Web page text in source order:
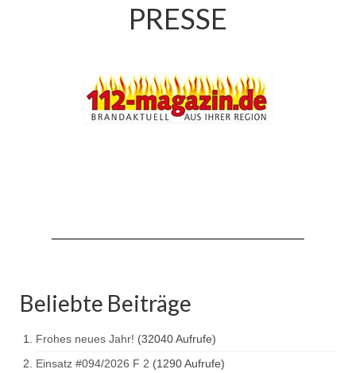
PRESSE
Beliebte Beiträge
Frohes neues Jahr! (32040 Aufrufe)
Einsatz #094/2026 F 2 (1290 Aufrufe)